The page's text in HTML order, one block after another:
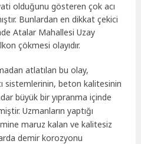
olduğunu gösteren çok acı
Bunlardan en dikkat çekici
Atalar Mahallesi Uzay
çökmesi olayıdır.
atlatılan bu olay,
sistemlerinin, beton kalitesinin
büyük bir yıpranma içinde
Uzmanların yaptığı
maruz kalan ve kalitesiz
demir korozyonu